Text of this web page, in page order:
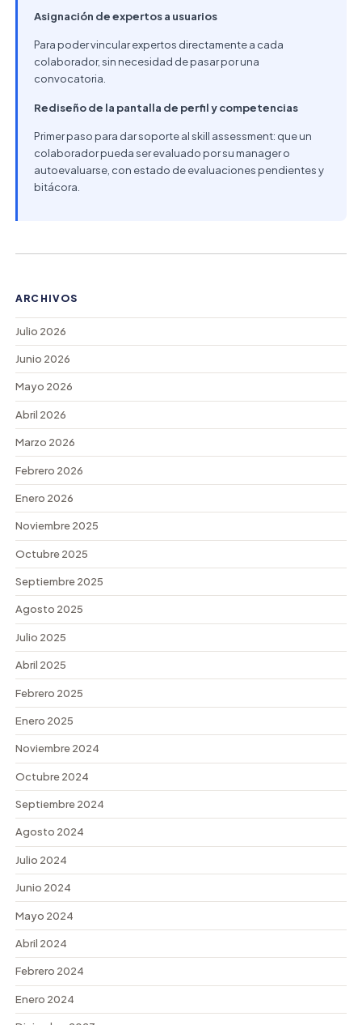
Asignación de expertos a usuarios
Para poder vincular expertos directamente a cada
colaborador, sin necesidad de pasar por una
convocatoria.
Rediseño de la pantalla de perfil y competencias
Primer paso para dar soporte al skill assessment: que un
colaborador pueda ser evaluado por su manager o
autoevaluarse, con estado de evaluaciones pendientes y
bitácora.
ARCHIVOS
Julio 2026
Junio 2026
Mayo 2026
Abril 2026
Marzo 2026
Febrero 2026
Enero 2026
Noviembre 2025
Octubre 2025
Septiembre 2025
Agosto 2025
Julio 2025
Abril 2025
Febrero 2025
Enero 2025
Noviembre 2024
Octubre 2024
Septiembre 2024
Agosto 2024
Julio 2024
Junio 2024
Mayo 2024
Abril 2024
Febrero 2024
Enero 2024